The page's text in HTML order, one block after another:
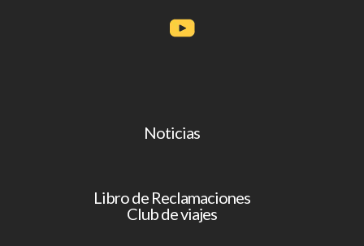
Noticias
Libro de Reclamaciones
Club de viajes